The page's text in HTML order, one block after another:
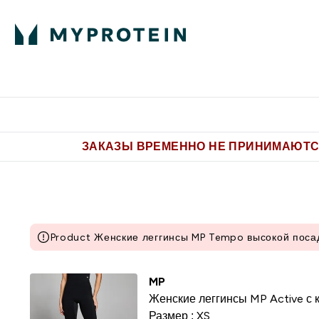
ЗАКАЗЫ ВРЕМЕННО НЕ
Product Женские леггинсы MP Tempo высокой
MP
Женские леггинсы MP Active
Размер : XS